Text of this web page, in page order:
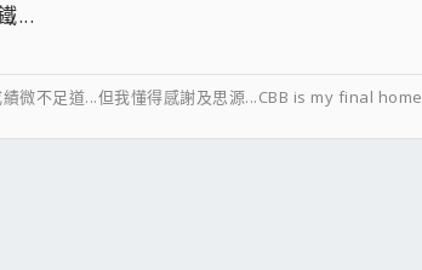
...
微不足道...但我懂得感謝及思源...CBB is my final home